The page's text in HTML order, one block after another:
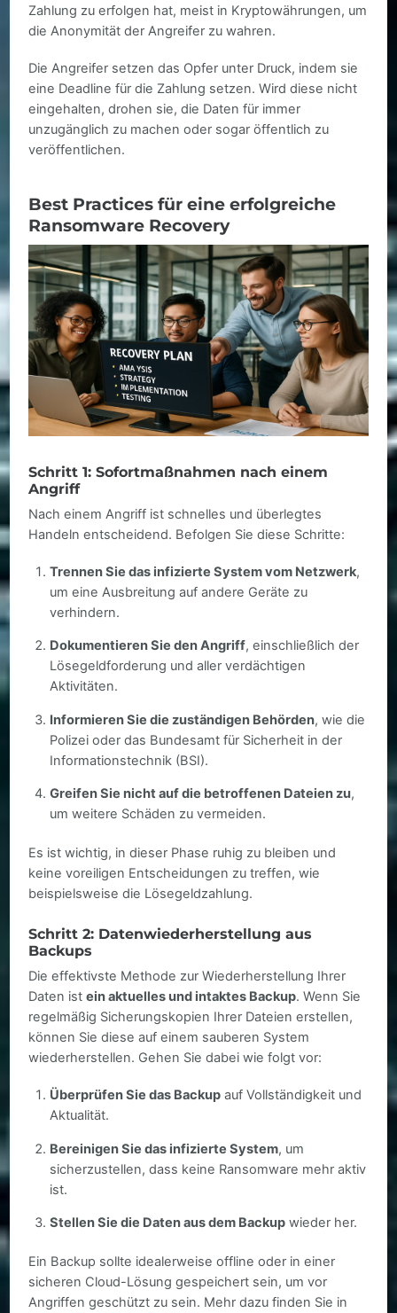
Zahlung zu erfolgen hat, meist in Kryptowährungen, um
die Anonymität der Angreifer zu wahren.
Die Angreifer setzen das Opfer unter Druck, indem sie
eine Deadline für die Zahlung setzen. Wird diese nicht
eingehalten, drohen sie, die Daten für immer
unzugänglich zu machen oder sogar öffentlich zu
veröffentlichen.
Best Practices für eine erfolgreiche
Ransomware Recovery
Schritt 1: Sofortmaßnahmen nach einem
Angriff
Nach einem Angriff ist schnelles und überlegtes
Handeln entscheidend. Befolgen Sie diese Schritte:
Trennen Sie das infizierte System vom Netzwerk,
um eine Ausbreitung auf andere Geräte zu
verhindern.
Dokumentieren Sie den Angriff, einschließlich der
Lösegeldforderung und aller verdächtigen
Aktivitäten.
Informieren Sie die zuständigen Behörden, wie die
Polizei oder das Bundesamt für Sicherheit in der
Informationstechnik (BSI).
Greifen Sie nicht auf die betroffenen Dateien zu,
um weitere Schäden zu vermeiden.
Es ist wichtig, in dieser Phase ruhig zu bleiben und
keine voreiligen Entscheidungen zu treffen, wie
beispielsweise die Lösegeldzahlung.
Schritt 2: Datenwiederherstellung aus
Backups
Die effektivste Methode zur Wiederherstellung Ihrer
Daten istein aktuelles und intaktes Backup. Wenn Sie
regelmäßig Sicherungskopien Ihrer Dateien erstellen,
können Sie diese auf einem sauberen System
wiederherstellen. Gehen Sie dabei wie folgt vor:
Überprüfen Sie das Backupauf Vollständigkeit und
Aktualität.
Bereinigen Sie das infizierte System, um
sicherzustellen, dass keine Ransomware mehr aktiv
ist.
Stellen Sie die Daten aus dem Backupwieder her.
Ein Backup sollte idealerweise offline oder in einer
sicheren Cloud-Lösung gespeichert sein, um vor
Angriffen geschützt zu sein. Mehr dazu finden Sie in